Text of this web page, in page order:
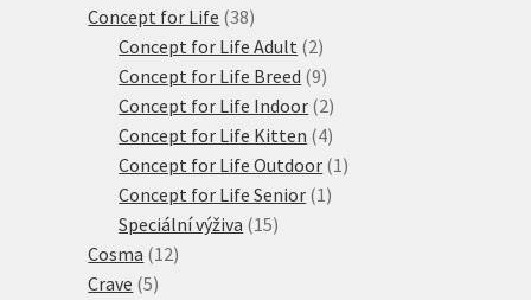
Concept for Life 3838
produktů
Concept for Life Adult 22
produkty
Concept for Life Breed 99
produktů
Concept for Life Indoor 22
produkty
Concept for Life Kitten 44
produkty
Concept for Life Outdoor 1 1
Concept for Life Senior 1 1
Speciální výživa 1515
Cosma 1212
Crave 55